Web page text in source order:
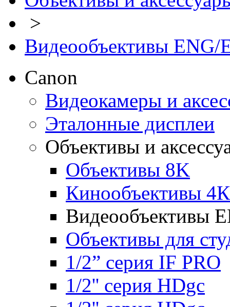
>
Видеообъективы ENG/
Canon
Видеокамеры и
Эталонные дисплеи
Объективы и
Объективы 8K
Кинообъективы 4К
Видеообъективы
Объективы для
1/2” серия IF PRO
1/2'' серия HDgc